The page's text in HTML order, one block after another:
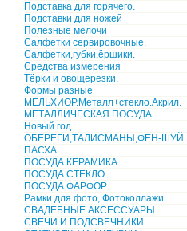
Подставка для горячего.
Подставки для ножей
Полезные мелочи
Салфетки сервировочные.
Салфетки,губки,ёршики.
Средства измерения
Тёрки и овощерезки.
Формы разные
МЕЛЬХИОР.Металл+стекло.Акрил.
МЕТАЛЛИЧЕСКАЯ ПОСУДА.
Новый год.
ОБЕРЕГИ,ТАЛИСМАНЫ,ФЕН-ШУЙ.
ПАСХА.
ПОСУДА КЕРАМИКА
ПОСУДА СТЕКЛО
ПОСУДА ФАРФОР.
Рамки для фото, Фотоколлажи.
СВАДЕБНЫЕ АКСЕССУАРЫ.
СВЕЧИ И ПОДСВЕЧНИКИ.